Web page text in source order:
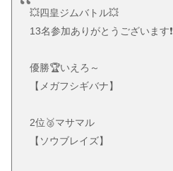
💥四皇ジムバトル💥
13名参加ありがとうございます❗
優勝🏆️いえろ～
【メガフシギバナ】
2位🥈マサマル
【ソウブレイズ】